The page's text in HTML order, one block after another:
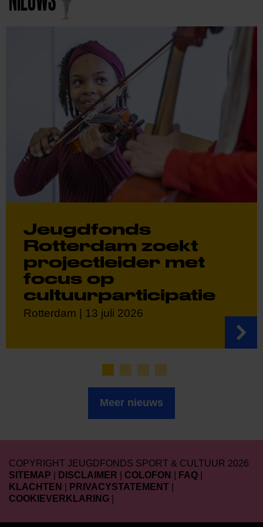
Jeugdfonds
Rotterdam zoekt
projectleider met
focus op
cultuurparticipatie
Rotterdam | 13 juli 2026
Meer nieuws
COPYRIGHT JEUGDFONDS SPORT & CULTUUR 2026
SITEMAP
DISCLAIMER COLOFON FAQ
KLACHTEN
PRIVACYSTATEMENT
COOKIEVERKLARING